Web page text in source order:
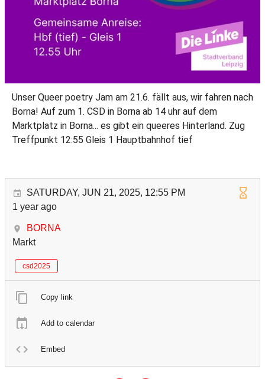
Unser Queer poetry Jam am 21.6. fällt aus, wir fahren nach
Borna! Auf zum 1. CSD in Borna ab 14 uhr auf dem
Marktplatz in Borna... es gibt ein queeres Hinterland. Zug
Treffpunkt 12:55 Gleis 1 Hauptbahnhof tief
SATURDAY, JUN 21, 2025, 12:55 PM
1 year ago
BORNA
Markt
csd2025
Copy link
Add to calendar
Embed